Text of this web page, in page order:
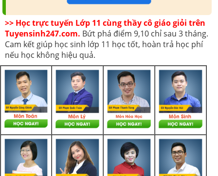
>> Học trực tuyến Lớp 11 cùng thầy cô giáo giỏi trên
Tuyensinh247.com. Bứt phá điểm 9,10 chỉ sau 3 tháng.
Cam kết giúp học sinh lớp 11 học tốt, hoàn trả học phí
nếu học không hiệu quả.